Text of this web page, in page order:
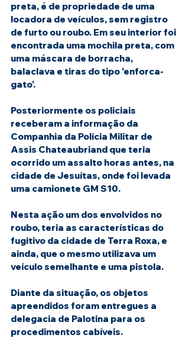
preta, é de propriedade de uma
locadora de veículos, sem registro
de furto ou roubo. Em seu interior foi
encontrada uma mochila preta, com
uma máscara de borracha,
balaclava e tiras do tipo ‘enforca-
gato’.
Posteriormente os policiais
receberam a informação da
Companhia da Polícia Militar de
Assis Chateaubriand que teria
ocorrido um assalto horas antes, na
cidade de Jesuítas, onde foi levada
uma camionete GM S10.
Nesta ação um dos envolvidos no
roubo, teria as características do
fugitivo da cidade de Terra Roxa, e
ainda, que o mesmo utilizava um
veículo semelhante e uma pistola.
Diante da situação, os objetos
apreendidos foram entregues a
delegacia de Palotina para os
procedimentos cabíveis.